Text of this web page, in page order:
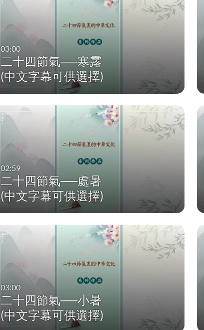
03:00
二十四節氣──寒露
(中文字幕可供選擇)
02:59
二十四節氣──處暑
(中文字幕可供選擇)
03:00
二十四節氣──小暑
(中文字幕可供選擇)